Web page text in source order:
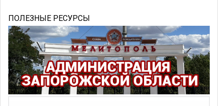
ПОЛЕЗНЫЕ РЕСУРСЫ